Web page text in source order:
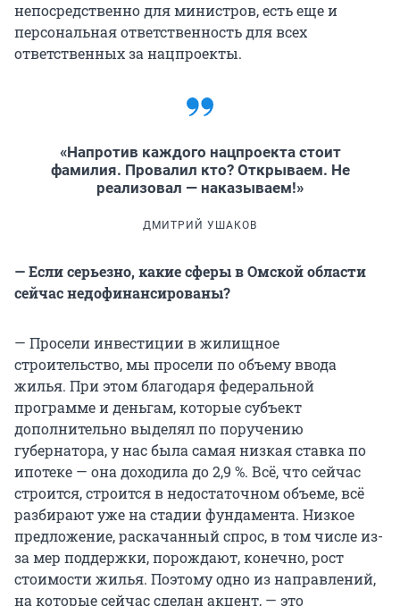
непосредственно для министров, есть еще и
персональная ответственность для всех
ответственных за нацпроекты.
«Напротив каждого нацпроекта стоит
фамилия. Провалил кто? Открываем. Не
реализовал — наказываем!»
ДМИТРИЙ УШАКОВ
— Если серьезно, какие сферы в Омской области
сейчас недофинансированы?
— Просели инвестиции в жилищное
строительство, мы просели по объему ввода
жилья. При этом благодаря федеральной
программе и деньгам, которые субъект
дополнительно выделял по поручению
губернатора, у нас была самая низкая ставка по
ипотеке — она доходила до 2,9 %. Всё, что сейчас
строится, строится в недостаточном объеме, всё
разбирают уже на стадии фундамента. Низкое
предложение, раскачанный спрос, в том числе из-
за мер поддержки, порождают, конечно, рост
стоимости жилья. Поэтому одно из направлений,
на которые сейчас сделан акцент, — это